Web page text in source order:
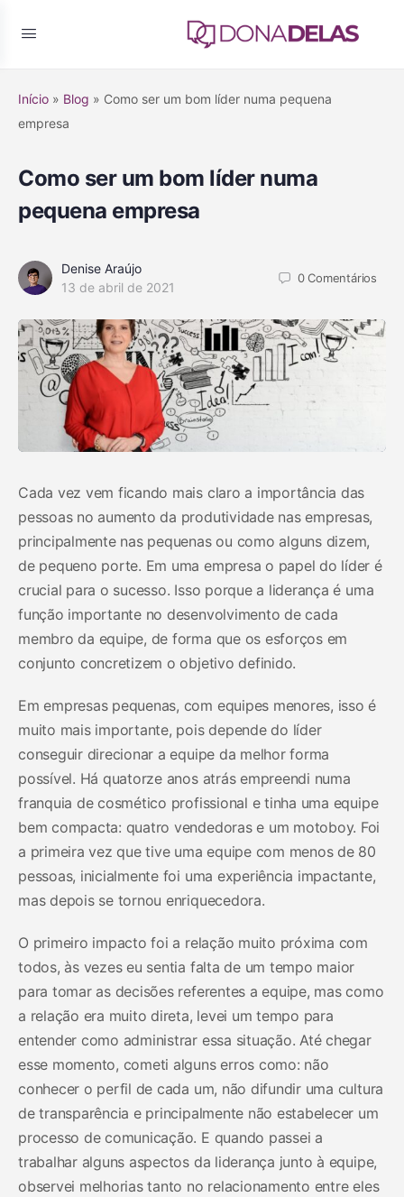
Início » Blog » Como ser um bom líder numa pequena
empresa
Como ser um bom líder numa
pequena empresa
Denise Araújo
13 de abril de 2021
0Comentários
Cada vez vem ficando mais claro a importância das
pessoas no aumento da produtividade nas empresas,
principalmente nas pequenas ou como alguns dizem,
de pequeno porte. Em uma empresa o papel do líder é
crucial para o sucesso. Isso porque a liderança é uma
função importante no desenvolvimento de cada
membro da equipe, de forma que os esforços em
conjunto concretizem o objetivo definido.
Em empresas pequenas, com equipes menores, isso é
muito mais importante, pois depende do líder
conseguir direcionar a equipe da melhor forma
possível. Há quatorze anos atrás empreendi numa
franquia de cosmético profissional e tinha uma equipe
bem compacta: quatro vendedoras e um motoboy. Foi
a primeira vez que tive uma equipe com menos de 80
pessoas, inicialmente foi uma experiência impactante,
mas depois se tornou enriquecedora.
O primeiro impacto foi a relação muito próxima com
todos, às vezes eu sentia falta de um tempo maior
para tomar as decisões referentes a equipe, mas como
a relação era muito direta, levei um tempo para
entender como administrar essa situação. Até chegar
esse momento, cometi alguns erros como: não
conhecer o perfil de cada um, não difundir uma cultura
de transparência e principalmente não estabelecer um
processo de comunicação. E quando passei a
trabalhar alguns aspectos da liderança junto à equipe,
observei melhorias tanto no relacionamento entre eles